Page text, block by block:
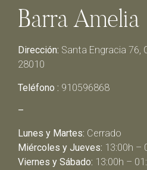
Barra Amelia
Dirección: Santa Engracia 76,
28010
Teléfono : 910596868
–
Lunes y Martes: Cerrado
Miércoles y Jueves: 13:00h –
Viernes y Sábado: 13:00h –